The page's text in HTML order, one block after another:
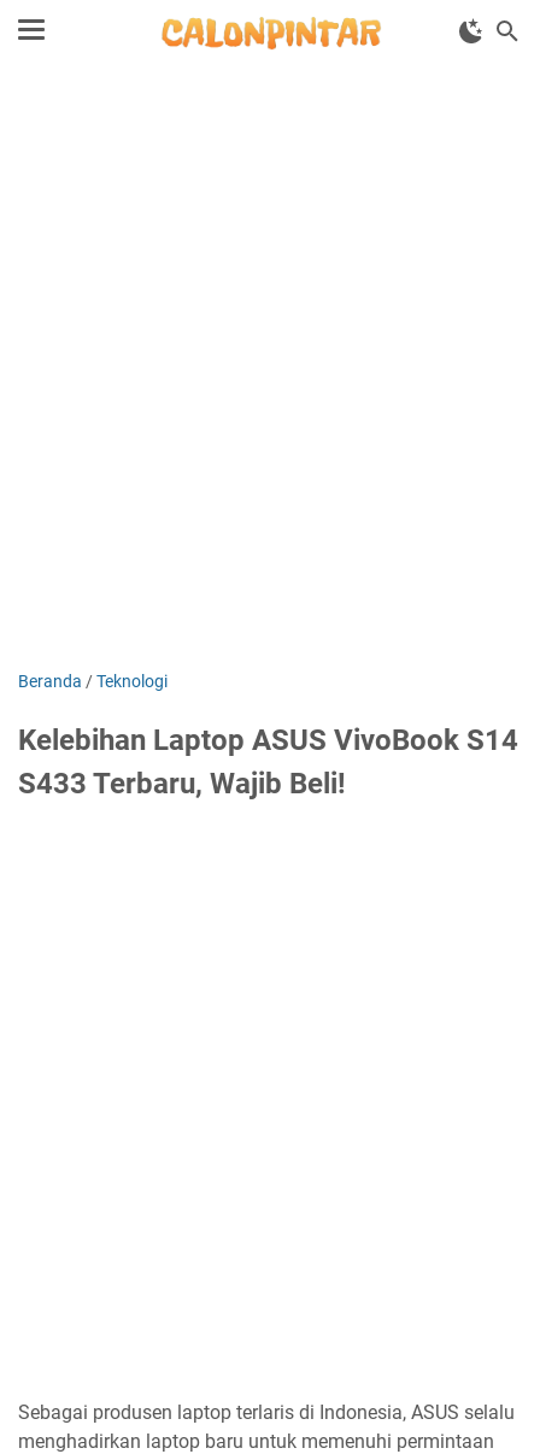
Beranda /Teknologi
Kelebihan Laptop ASUS VivoBook S14
S433 Terbaru, Wajib Beli!
Sebagai produsen laptop terlaris di Indonesia, ASUS selalu
menghadirkan laptop baru untuk memenuhi permintaan